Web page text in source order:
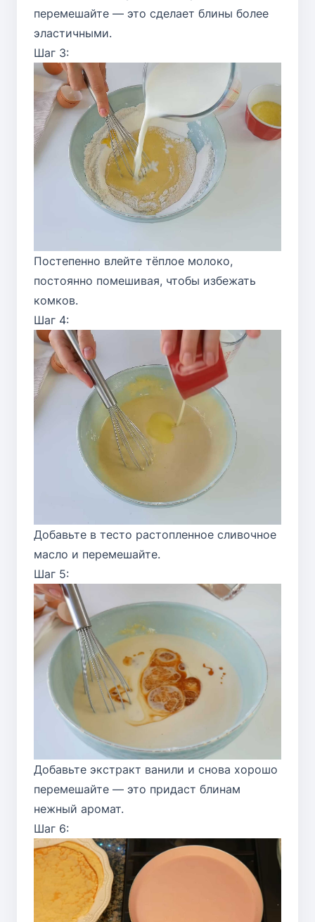
перемешайте — это сделает блины более
эластичными.
Шаг 3:
Постепенно влейте тёплое молоко,
постоянно помешивая, чтобы избежать
комков.
Шаг 4:
Добавьте в тесто растопленное сливочное
масло и перемешайте.
Шаг 5:
Добавьте экстракт ванили и снова хорошо
перемешайте — это придаст блинам
нежный аромат.
Шаг 6: